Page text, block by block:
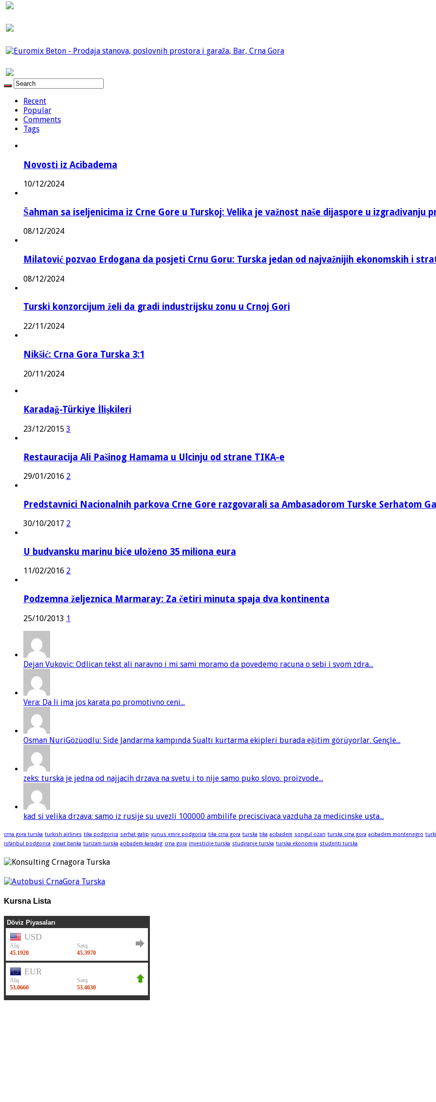
Recent
Popular
Comments
Tags
Novosti iz Acibadema
10/12/2024
Šahman sa iseljenicima iz Crne Gore u Turskoj: Velika je važnost naše dijaspore u izgrađivanju
08/12/2024
Milatović pozvao Erdogana da posjeti Crnu Goru: Turska jedan od najvažnijih ekonomskih i
08/12/2024
Turski konzorcijum želi da gradi industrijsku zonu u Crnoj Gori
22/11/2024
Nikšić: Crna Gora Turska 3:1
20/11/2024
Karadağ-Türkiye İlişkileri
23/12/2015 3
Restauracija Ali Pašinog Hamama u Ulcinju od strane TIKA-e
29/01/2016 2
Predstavnici Nacionalnih parkova Crne Gore razgovarali sa Ambasadorom Turske Serhatom
30/10/2017 2
U budvansku marinu biće uloženo 35 miliona eura
11/02/2016 2
Podzemna željeznica Marmaray: Za četiri minuta spaja dva kontinenta
25/10/2013 1
Dejan Vukovic: Odlican tekst ali naravno i mi sami moramo da povedemo racuna o sebi i svom zdra...
Vera: Da li ima jos karata po promotivno ceni...
Osman NuriGözüodlu: Side Jandarma kampında Sualtı kurtarma ekipleri burada eğitim görüyorlar. Gençle...
zeks: turska je jedna od najjacih drzava na svetu i to nije samo puko slovo. proizvode...
kad si velika drzava: samo iz rusije su uvezli 100000 ambilife preciscivaca vazduha za medicinske usta...
crna gora turska turkish airlines tika podgorica serhat galip yunus emre podgorica tika crna gora turska tika acibadem songul ozan turska crna gora acibadem montenegro
istanbul podgorica ziraat banka turizam turska acibadem karadag crna gora investicije turska studiranje turska turska ekonomija studenti turska
Kursna Lista